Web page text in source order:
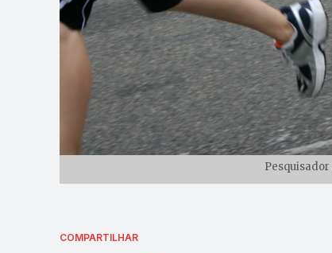
COMPARTILHAR